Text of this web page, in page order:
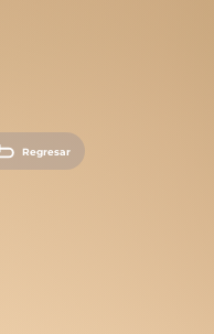
Regresar